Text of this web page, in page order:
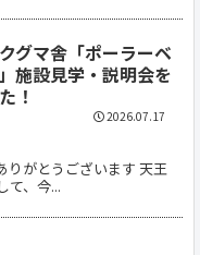
グマ舎「ポーラーベ
施設見学・説明会を
！
りがとうございます 天王
て、今...
2026.07.17